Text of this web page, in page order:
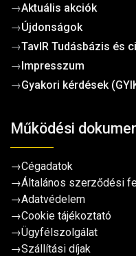
→Aktuális akciók
→Újdonságok
→TavIR Tudásbázis és
→Impresszum
→Gyakori kérdések
Működési
→Cégadatok
→Általános szerződési
→Adatvédelem
→Cookie tájékoztató
→Ügyfélszolgálat
→Szállítási díjak